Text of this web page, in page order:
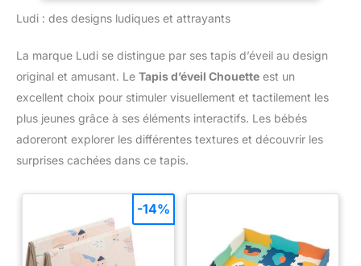
dentition sans bisphénol A en forme de feuille, un miroir de
l’arche et les jouets retirés).
Ludi : des designs ludiques et attrayants
La marque Ludi se distingue par ses tapis d’éveil au design
original et amusant. Le Tapis d’éveil Chouette est un
excellent choix pour stimuler visuellement et tactilement les
plus jeunes grâce à ses éléments interactifs. Les bébés
adoreront explorer les différentes textures et découvrir les
surprises cachées dans ce tapis.
-14%